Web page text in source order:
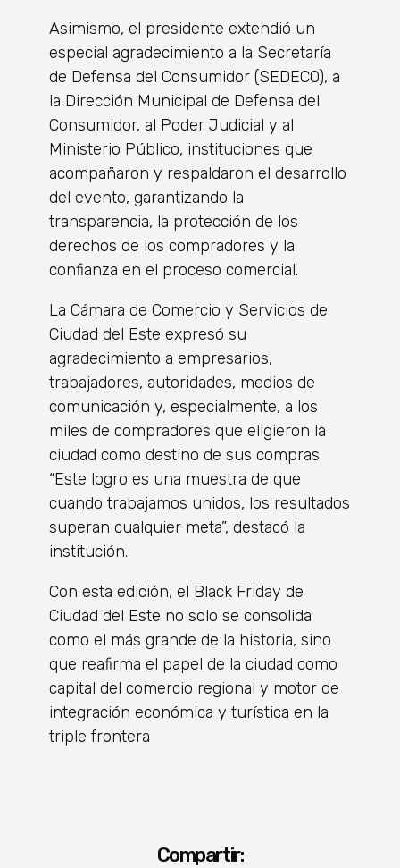
Asimismo, el presidente extendió un
especial agradecimiento a la Secretaría
de Defensa del Consumidor (SEDECO), a
la Dirección Municipal de Defensa del
Consumidor, al Poder Judicial y al
Ministerio Público, instituciones que
acompañaron y respaldaron el desarrollo
del evento, garantizando la
transparencia, la protección de los
derechos de los compradores y la
confianza en el proceso comercial.
La Cámara de Comercio y Servicios de
Ciudad del Este expresó su
agradecimiento a empresarios,
trabajadores, autoridades, medios de
comunicación y, especialmente, a los
miles de compradores que eligieron la
ciudad como destino de sus compras.
“Este logro es una muestra de que
cuando trabajamos unidos, los resultados
superan cualquier meta”, destacó la
institución.
Con esta edición, el Black Friday de
Ciudad del Este no solo se consolida
como el más grande de la historia, sino
que reafirma el papel de la ciudad como
capital del comercio regional y motor de
integración económica y turística en la
triple frontera
Compartir: